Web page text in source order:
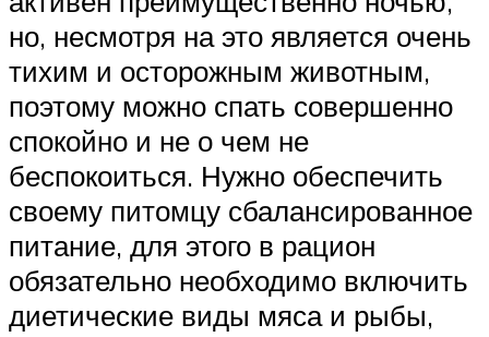
но, несмотря на это является очень
тихим и осторожным животным,
поэтому можно спать совершенно
спокойно и не о чем не
беспокоиться. Нужно обеспечить
своему питомцу сбалансированное
питание, для этого в рацион
обязательно необходимо включить
диетические виды мяса и рыбы,